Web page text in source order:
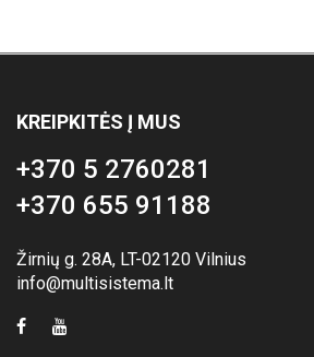
KREIPKITĖS Į MUS
+370 5 2760281
+370 655 91188
Žirnių g. 28A, LT-02120 Vilnius
info@multisistema.lt